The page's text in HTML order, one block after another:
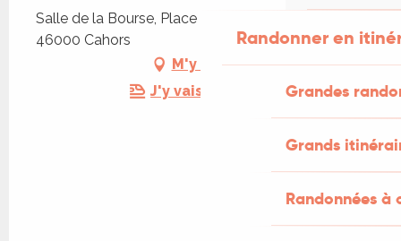
Randonner en
Grandes
Grands
Randonnées
Salle de la Bourse, Place Claude Rousseau,
46000 Cahors
M'y rendre
J'y vais en train !